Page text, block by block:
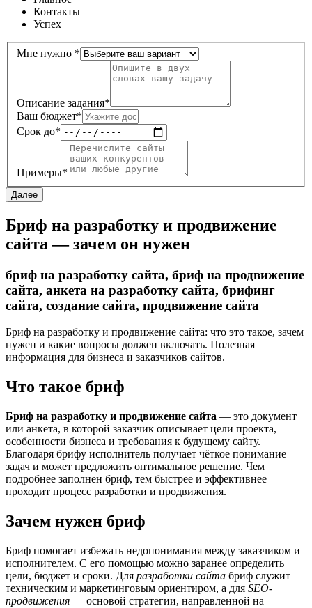
Контакты
Успех
Мне нужно *
Описание задания*
Ваш бюджет*
Срок до*
Примеры*
Далее
Бриф на разработку и продвижение
сайта — зачем он нужен
бриф на разработку сайта, бриф на продвижение
сайта, анкета на разработку сайта, брифинг
сайта, создание сайта, продвижение сайта
Бриф на разработку и продвижение сайта: что это такое, зачем
нужен и какие вопросы должен включать. Полезная
информация для бизнеса и заказчиков сайтов.
Что такое бриф
Бриф на разработку и продвижение сайта — это документ
или анкета, в которой заказчик описывает цели проекта,
особенности бизнеса и требования к будущему сайту.
Благодаря брифу исполнитель получает чёткое понимание
задач и может предложить оптимальное решение. Чем
подробнее заполнен бриф, тем быстрее и эффективнее
проходит процесс разработки и продвижения.
Зачем нужен бриф
Бриф помогает избежать недопонимания между заказчиком и
исполнителем. С его помощью можно заранее определить
цели, бюджет и сроки. Для разработки сайта бриф служит
техническим и маркетинговым ориентиром, а для SEO-
продвижения — основой стратегии, направленной на